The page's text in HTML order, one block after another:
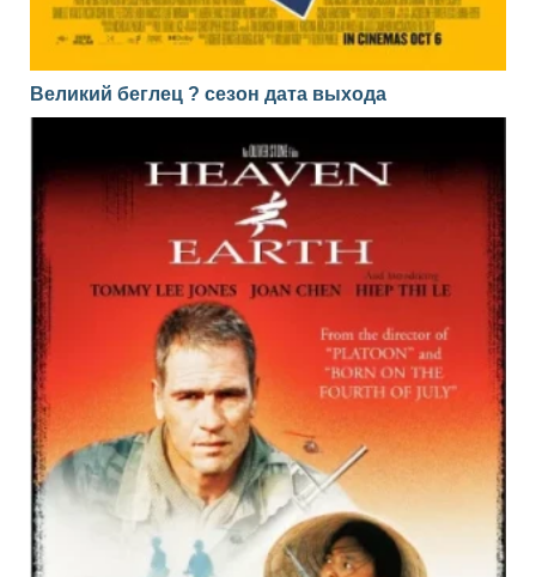
Великий беглец ? сезон дата выхода